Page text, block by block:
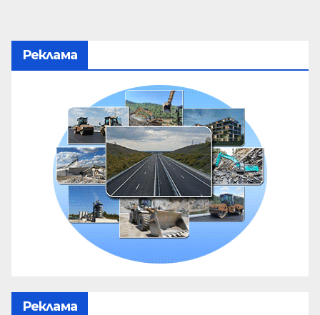
Реклама
Реклама